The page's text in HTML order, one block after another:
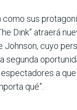
como sus
Dink” atraerá
Johnson, cuyo
segunda
a que
qué”.